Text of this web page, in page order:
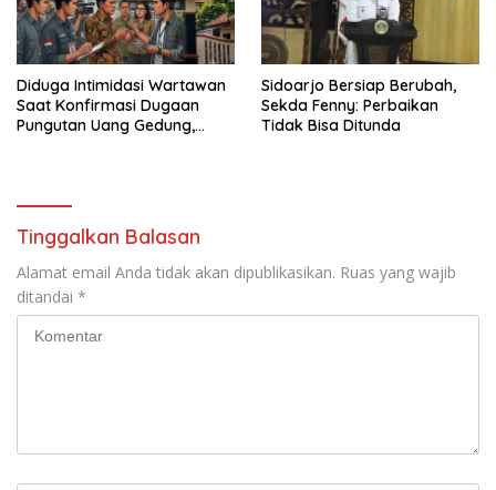
Diduga Intimidasi Wartawan
Saat Konfirmasi Dugaan
Pungutan Uang Gedung,
Sidoarjo Bersiap Berubah,
Sekda Fenny: Perbaikan
Tidak Bisa Ditunda
Tinggalkan Balasan
Alamat email Anda tidak akan dipublikasikan. Ruas yang wajib
ditandai *